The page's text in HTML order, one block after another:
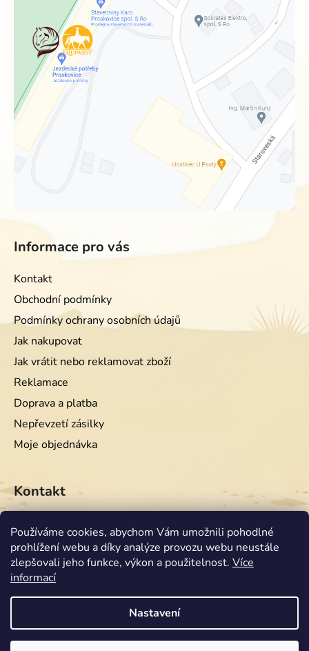
Používáme cookies, abychom Vám umožnili pohodlné
prohlížení webu a díky analýze provozu webu neustále
zlepšovali jeho funkce, výkon a použitelnost. Více
informací
Nastavení
Informace pro vás
Kontakt
Obchodní podmínky
Podmínky ochrany osobních údajů
Jak nakupovat
Jak vrátit nebo reklamovat zboží
Reklamace
Doprava a platba
Nepřevzetí zásilky
Moje objednávka
Kontakt
info @equiwest.cz
+420724001554